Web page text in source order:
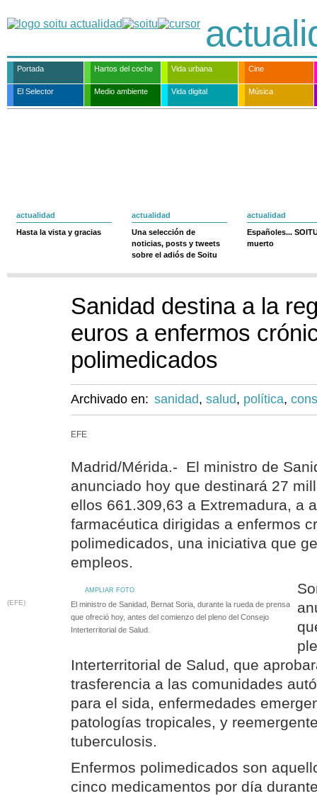
Portada Hartos del coche Vida urbana Cine
El Selector Medio ambiente Vida digital Música
actualidad
Hasta la vista y gracias
actualidad
Una selección de
noticias, posts y tweets
sobre el adiós de Soitu
actualidad
Españoles...
muerto
Sanidad destina a la
euros a enfermos
polimedicados
Archivado en: sanidad, salud, política,
EFE
Madrid/Mérida.- El ministro de
anunciado hoy que destinará 27
ellos 661.309,63 a Extremadura, a
farmacéutica dirigidas a enfermos
polimedicados, una iniciativa que
empleos.
AMPLIAR FOTO
(EFE)
El ministro de Sanidad, Bernat Soria, durante la rueda de prensa
que ofreció hoy, antes del comienzo del pleno del Consejo
Interterritorial de Salud.
Interterritorial de Salud, que
trasferencia a las comunidades
para el sida, enfermedades
patologías tropicales, y
tuberculosis.
Enfermos polimedicados son
cinco medicamentos por día